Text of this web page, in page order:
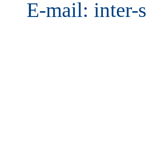
E-mail: inter-
© 2000-2026